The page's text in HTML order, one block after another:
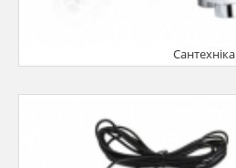
Сантехніка